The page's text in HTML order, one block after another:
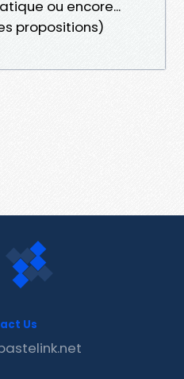
ou encore...
propositions)
Us